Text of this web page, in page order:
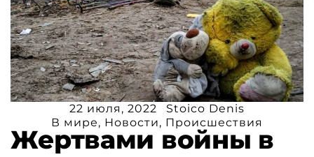
22 июля, 2022
Stoico Denis
В мире, Новости, Происшествия
Жертвами войны в